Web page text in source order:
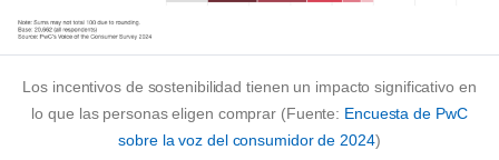
Los incentivos de sostenibilidad tienen un impacto significativo en
lo que las personas eligen comprar (Fuente: Encuesta de PwC
sobre la voz del consumidor de 2024)